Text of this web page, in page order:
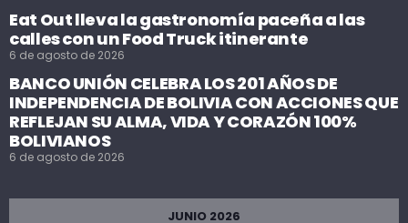
Eat Out lleva la gastronomía paceña a las
calles con un Food Truck itinerante
6 de agosto de 2026
BANCO UNIÓN CELEBRA LOS 201 AÑOS DE
INDEPENDENCIA DE BOLIVIA CON ACCIONES QUE
REFLEJAN SU ALMA, VIDA Y CORAZÓN 100%
BOLIVIANOS
6 de agosto de 2026
JUNIO 2026